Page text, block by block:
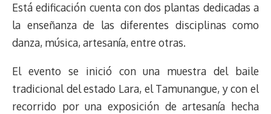
Está edificación cuenta con dos plantas dedicadas a
la enseñanza de las diferentes disciplinas como
danza, música, artesanía, entre otras.
El evento se inició con una muestra del baile
tradicional del estado Lara, el Tamunangue, y con el
recorrido por una exposición de artesanía hecha